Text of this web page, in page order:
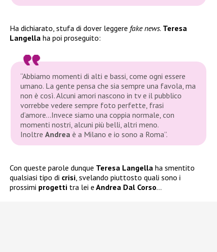
Ha dichiarato, stufa di dover leggere fake news. Teresa
Langella ha poi proseguito:
“Abbiamo momenti di alti e bassi, come ogni essere
umano. La gente pensa che sia sempre una favola, ma
non è così. Alcuni amori nascono in tv e il pubblico
vorrebbe vedere sempre foto perfette, frasi
d’amore…Invece siamo una coppia normale, con
momenti nostri, alcuni più belli, altri meno.
InoltreAndrea è a Milano e io sono a Roma”.
Con queste parole dunque Teresa Langella ha smentito
qualsiasi tipo di crisi , svelando piuttosto quali sono i
prossimi progetti tra lei e Andrea Dal Corso…